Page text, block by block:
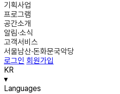
기획사업
프로그램
공간소개
알림·소식
고객서비스
서울남산·돈화문국악당
로그인 회원가입
KR
▾
Languages